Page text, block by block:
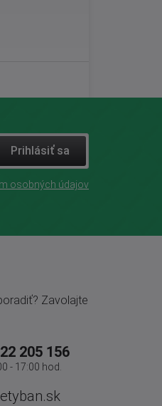
Prihlásiť sa
osobných údajov
Zavolajte
205 156
- 17:00 hod.